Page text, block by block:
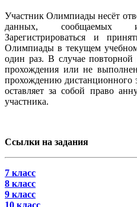
Участник Олимпиады несёт
данных, сообщаемых
Зарегистрироваться и
Олимпиады в текущем
один раз. В случае повторной
прохождения или не
прохождению дистанционного
оставляет за собой право
участника.
Ссылки на задания
7 класс
8 класс
9 класс
10 класс